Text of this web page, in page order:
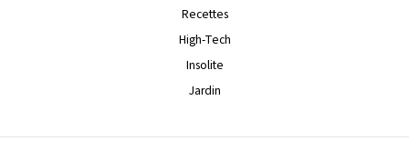
Recettes
High-Tech
Insolite
Jardin